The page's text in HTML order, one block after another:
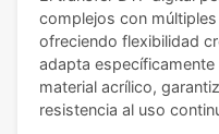
complejos con
ofreciendo flexibilidad
adapta
material acrílico,
resistencia al uso